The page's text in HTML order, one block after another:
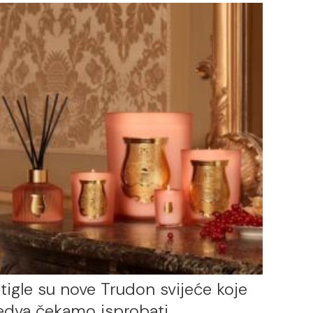
su nove Trudon svijeće koje